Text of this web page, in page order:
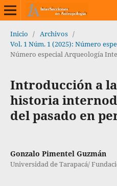
Inicio / Archivos /
Vol. 1 Núm. 1 (2025): Número
Número especial Arqueología
Introducción a
historia
del pasado en
Gonzalo Pimentel Guzmán
Universidad de Tarapacá/